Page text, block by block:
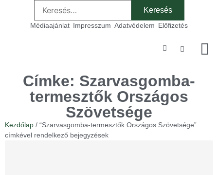
Médiaajánlat Impresszum Adatvédelem Előfizetés
Címke: Szarvasgomba-
termesztők Országos
Szövetsége
Kezdőlap / “Szarvasgomba-termesztők Országos Szövetsége”
címkével rendelkező bejegyzések